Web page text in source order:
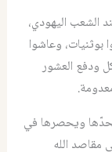
الشعب اليهودي،
وعاشوا
ودفع العشور
يحدّها ويحصرها في
مقاصد الله